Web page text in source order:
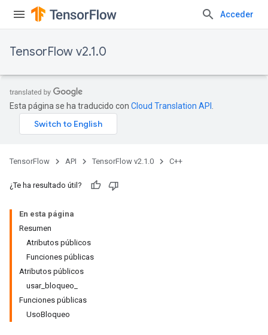
Acceder
TensorFlow v2.1.0
Esta página se ha traducido con Cloud Translation API
TensorFlow API TensorFlow v2.1.0 C++
¿Te ha resultado útil?
En esta página
Resumen
Atributos públicos
Funciones públicas
Atributos públicos
usar_bloqueo_
Funciones públicas
UsoBloqueo